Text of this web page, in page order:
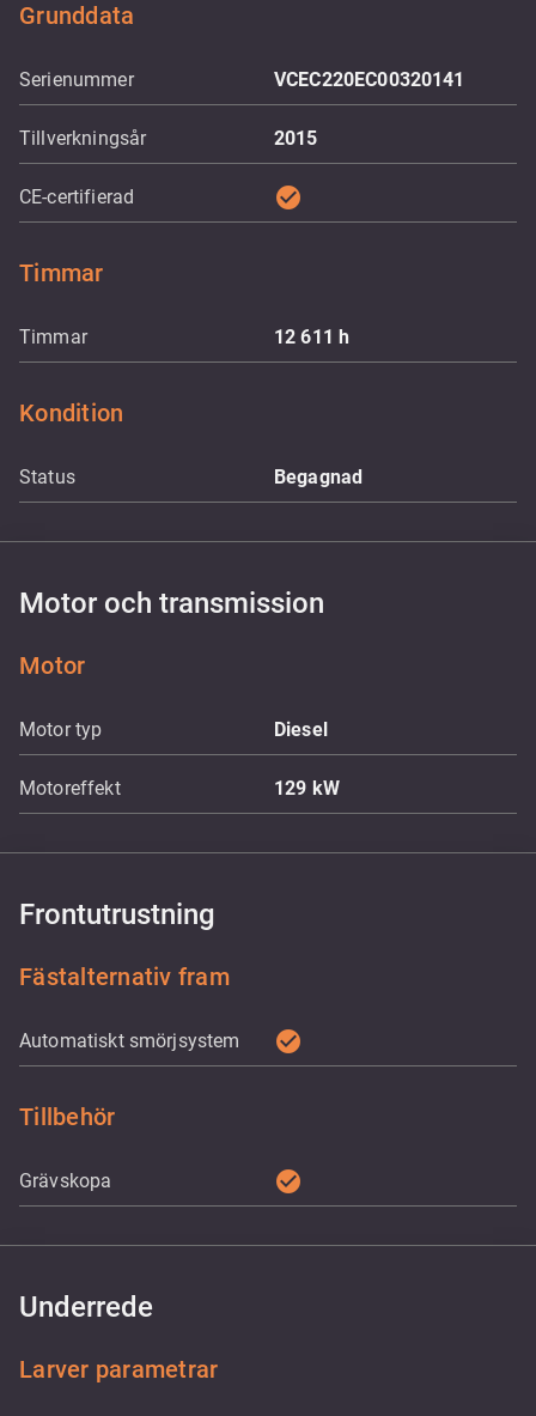
Grunddata
Serienummer VCEC220EC00320141
Tillverkningsår 2015
CE-certifierad check_circle
Timmar
Timmar 12 611h
Kondition
Status Begagnad
Motor och transmission
Motor
Motor typ Diesel
Motoreffekt 129 kW
Frontutrustning
Fästalternativ fram
Automatiskt smörjsystem check_circle
Tillbehör
Grävskopa check_circle
Underrede
Larver parametrar